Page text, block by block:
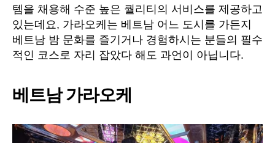
지
확
인
해
보
요!
에
템을 채용해 수준 높은 퀄리티의 서비스를 제공하고
있는데요, 가라오케는 베트남 어느 도시를 가든지
베트남 밤 문화를 즐기거나 경험하시는 분들의 필수
적인 코스로 자리 잡았다 해도 과언이 아닙니다.
베트남 가라오케